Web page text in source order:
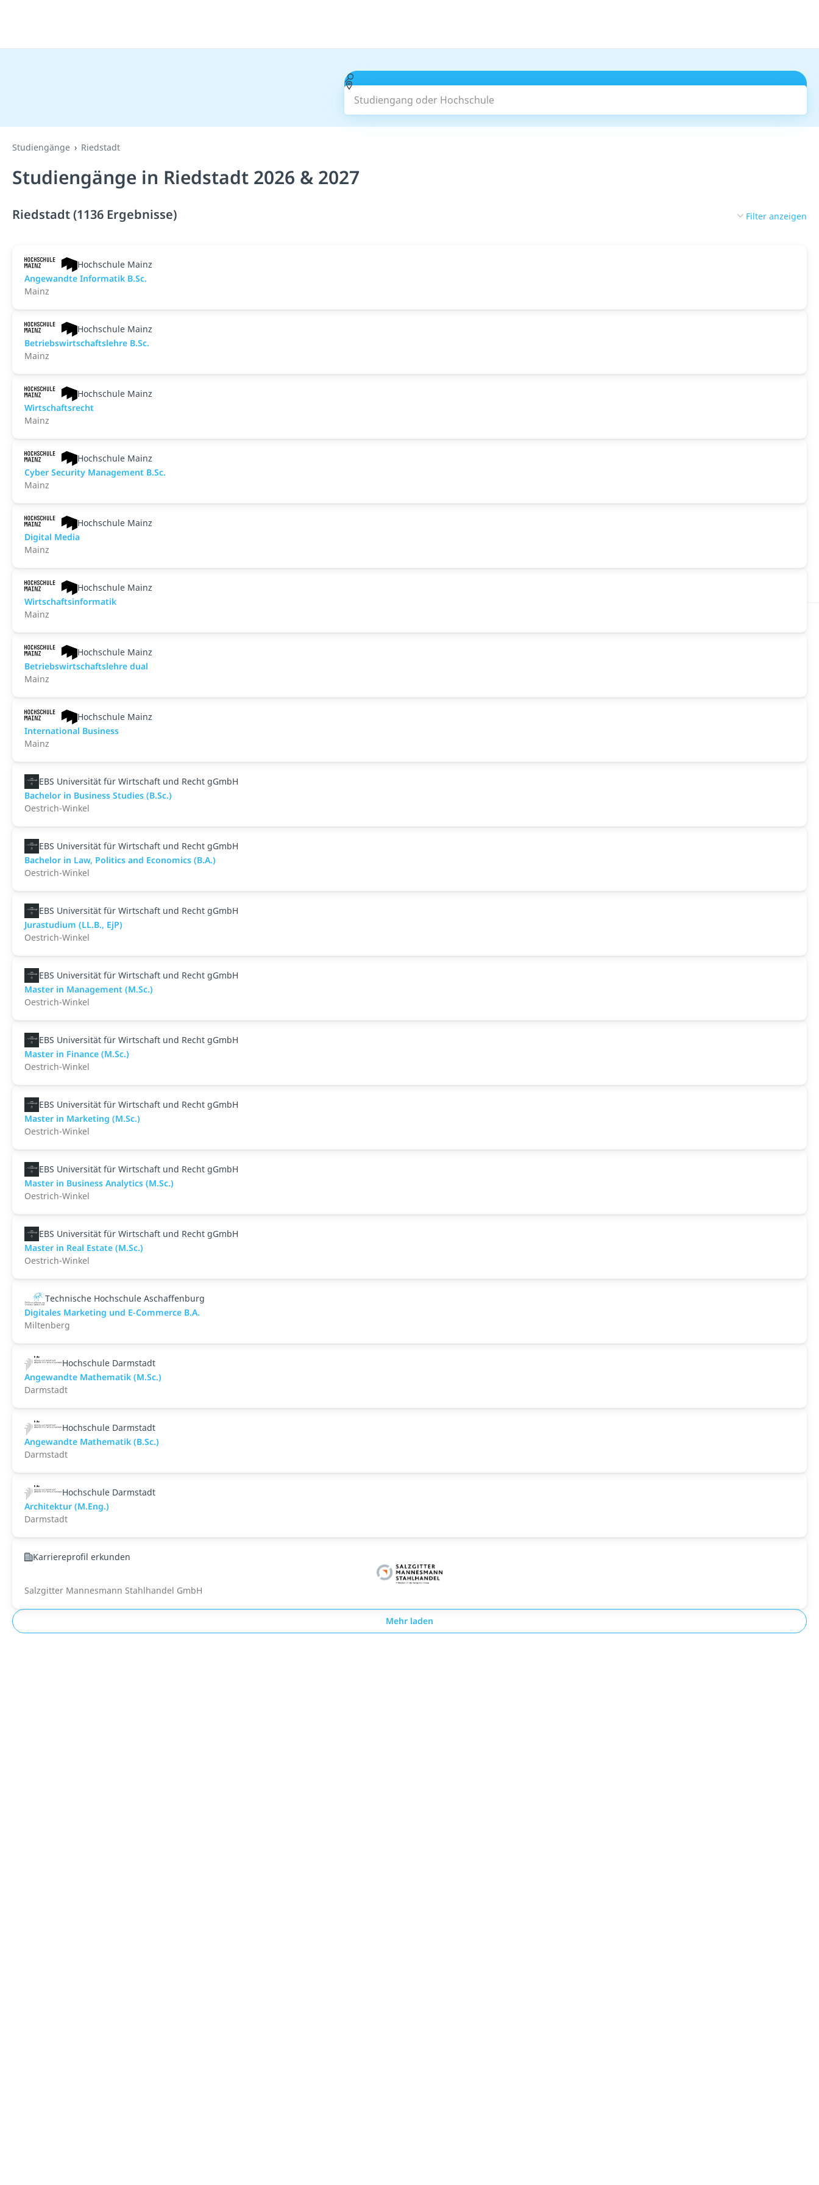
Studiengang oder Hochschule
Studiengänge Riedstadt
Studiengänge in Riedstadt 2026 & 2027
Riedstadt (1136 Ergebnisse) Filter anzeigen
Hochschule Mainz
An­ge­wand­te Informatik B.Sc.
Mainz
Hochschule Mainz
Betriebswirtschaftslehre B.Sc.
Mainz
Hochschule Mainz
Wirtschaftsrecht
Mainz
Hochschule Mainz
Cyber Security Management B.Sc.
Mainz
Hochschule Mainz
Digital Media
Mainz
Hochschule Mainz
Wirtschaftsinformatik
Mainz
Hochschule Mainz
Betriebswirtschaftslehre dual
Mainz
Hochschule Mainz
International Business
Mainz
EBS Universität für Wirtschaft und Recht gGmbH
Bachelor in Business Studies (B.Sc.)
Oestrich-Winkel
EBS Universität für Wirtschaft und Recht gGmbH
Bachelor in Law, Politics and Economics (B.A.)
Oestrich-Winkel
EBS Universität für Wirtschaft und Recht gGmbH
Jurastudium (LL.B., EjP)
Oestrich-Winkel
EBS Universität für Wirtschaft und Recht gGmbH
Master in Management (M.Sc.)
Oestrich-Winkel
EBS Universität für Wirtschaft und Recht gGmbH
Master in Finance (M.Sc.)
Oestrich-Winkel
EBS Universität für Wirtschaft und Recht gGmbH
Master in Marketing (M.Sc.)
Oestrich-Winkel
EBS Universität für Wirtschaft und Recht gGmbH
Master in Business Analytics (M.Sc.)
Oestrich-Winkel
EBS Universität für Wirtschaft und Recht gGmbH
Master in Real Estate (M.Sc.)
Oestrich-Winkel
Technische Hochschule Aschaffenburg
Digitales Marketing und E-Commerce B.A.
Miltenberg
Hochschule Darmstadt
Angewandte Mathematik (M.Sc.)
Darmstadt
Hochschule Darmstadt
Angewandte Mathematik (B.Sc.)
Darmstadt
Hochschule Darmstadt
Architektur (M.Eng.)
Darmstadt
Karriereprofil erkunden
Salzgitter Mannesmann Stahlhandel GmbH
Mehr laden